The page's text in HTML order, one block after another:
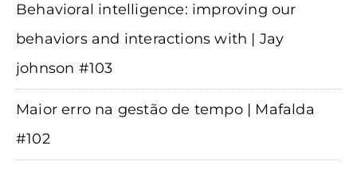
Behavioral intelligence: improving our
behaviors and interactions with | Jay
johnson #103
Maior erro na gestão de tempo | Mafalda
#102